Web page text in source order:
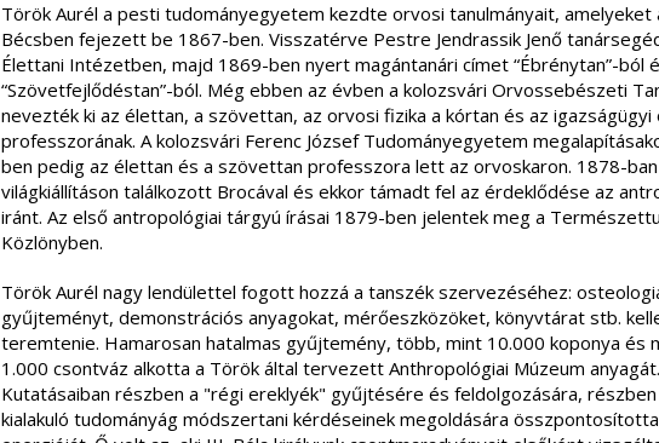
Török Aurél a pesti tudományegyetem kezdte orvosi tanulmányait, amelyeket
Bécsben fejezett be 1867-ben. Visszatérve Pestre Jendrassik Jenő
Élettani Intézetben, majd 1869-ben nyert magántanári címet “Ébrénytan”-ból
“Szövetfejlődéstan”-ból. Még ebben az évben a kolozsvári Orvossebészeti
nevezték ki az élettan, a szövettan, az orvosi fizika a kórtan és az igazságügyi
professzorának. A kolozsvári Ferenc József Tudományegyetem
ben pedig az élettan és a szövettan professzora lett az orvoskaron. 1878-
világkiállításon találkozott Brocával és ekkor támadt fel az érdeklődése az
iránt. Az első antropológiai tárgyú írásai 1879-ben jelentek meg a
Közlönyben.
Török Aurél nagy lendülettel fogott hozzá a tanszék szervezéséhez:
gyűjteményt, demonstrációs anyagokat, mérőeszközöket, könyvtárat stb.
teremtenie. Hamarosan hatalmas gyűjtemény, több, mint 10.000 koponya és
1.000 csontváz alkotta a Török által tervezett Anthropológiai Múzeum anyagát.
Kutatásaiban részben a "régi ereklyék" gyűjtésére és feldolgozására, részben
kialakuló tudományág módszertani kérdéseinek megoldására